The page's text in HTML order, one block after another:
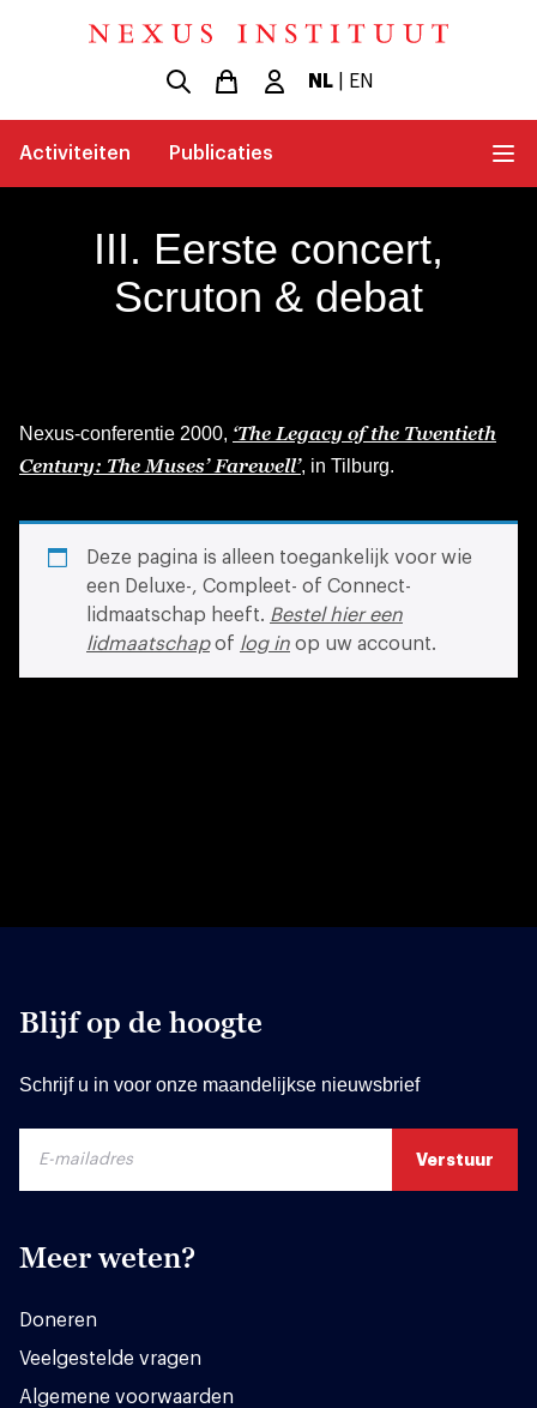
NL| EN
Activiteiten Publicaties
III. Eerste concert,
Scruton & debat
Nexus-conferentie 2000, ‘The Legacy of the Twentieth
Century: The Muses’ Farewell’, in Tilburg.
Deze pagina is alleen toegankelijk voor wie
een Deluxe-, Compleet- of Connect-
lidmaatschap heeft. Bestel hier een
lidmaatschapof log in op uw account.
Blijf op de hoogte
Schrijf u in voor onze maandelijkse nieuwsbrief
Meer weten?
Doneren
Veelgestelde vragen
Algemene voorwaarden